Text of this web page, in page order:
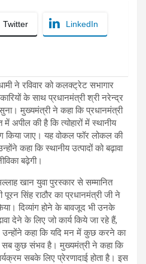
Twitter LinkedIn
ने रविवार को कलक्ट्रेट सभागार
के साथ प्रधानमंत्री श्री नरेन्द्र
मुख्यमंत्री ने कहा कि प्रधानमंत्री
अपील की है कि त्योहारों में स्थानीय
किया जाए। यह वोकल फॉर लोकल की
कहा कि स्थानीय उत्पादों को बढ़ावा
बढ़ेगी।
खान युवा पुरस्कार से सम्मानित
सिंह राठौर का प्रधानमंत्री जी ने
दिव्यांग होने के बावजूद भी उनके
देने के लिए जो कार्य किये जा रहे हैं,
कहा कि यदि मन में कुछ करने का
सब कुछ संभव है। मुख्यमंत्री ने कहा कि
सबके लिए प्रेरणादाई होता है। इस